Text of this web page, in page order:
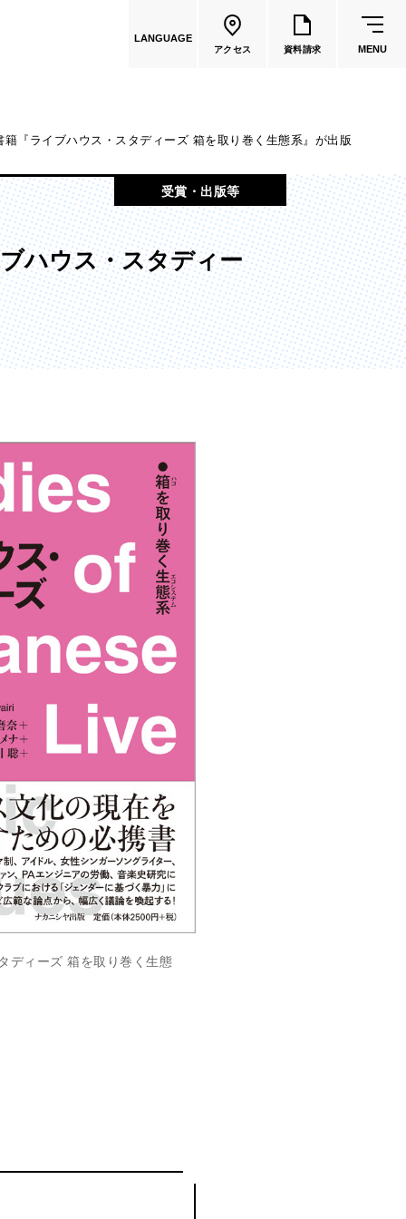
LANGUAGE
アクセス 資料請求 MENU
共通教育
教員一覧
国際文化学部
（2026年度募集停止）
カートゥーンコース
創造情報学部
（仮称・構想中／2028年
度開設予定）
『ライブハウス・スタディーズ 箱を取り巻く生態系』が出版
受賞・出版等
ハウス・スタディー
ディーズ 箱を取り巻く生態